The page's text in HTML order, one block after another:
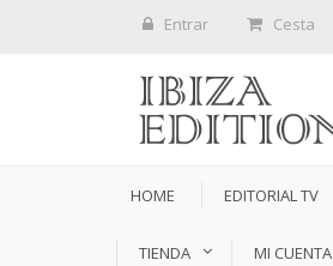
Entrar Cesta
HOME EDITORIAL TV
TIENDA MI CUENTA